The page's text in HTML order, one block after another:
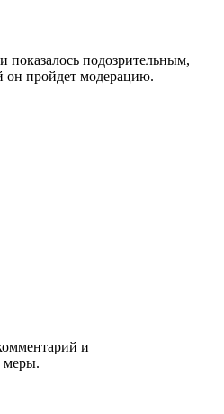
показалось подозрительным,
он пройдет модерацию.
и
меры.